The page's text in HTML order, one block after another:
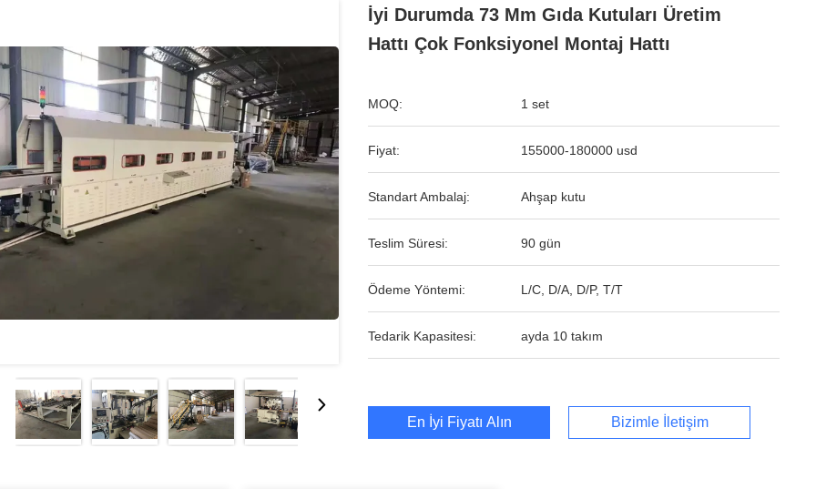
İyi Durumda 73 Mm Gıda Kutuları Üretim
Hattı Çok Fonksiyonel Montaj Hattı
MOQ: 1 set
Fiyat: 155000-180000 usd
Standart Ambalaj: Ahşap kutu
Teslim Süresi: 90 gün
Ödeme Yöntemi: L/C, D/A, D/P, T/T
Tedarik Kapasitesi: ayda 10 takım
En İyi Fiyatı Alın Bizimle İletişim